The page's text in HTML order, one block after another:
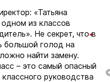
«Татьяна
из классов
Не секрет, что в
большой голод на
найти замену.
– это самый опасный
руководства